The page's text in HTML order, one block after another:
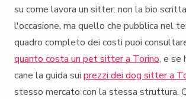
su come lavora un sitter: non la bio
l'occasione, ma quello che pubblica nel
quadro completo dei costi puoi
quanto costa un pet sitter a Torino, e se
cane la guida sui prezzi dei dog sitter a
stesso mercato con la stessa struttura.